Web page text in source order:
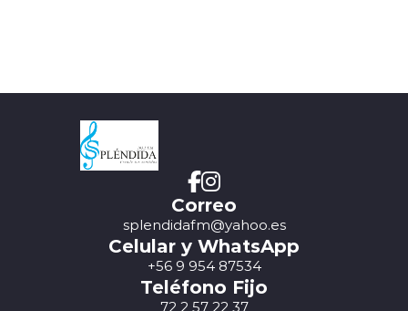
Correo
splendidafm@yahoo.es
Celular y WhatsApp
+56 9 954 87534
Teléfono Fijo
72 2 57 22 37